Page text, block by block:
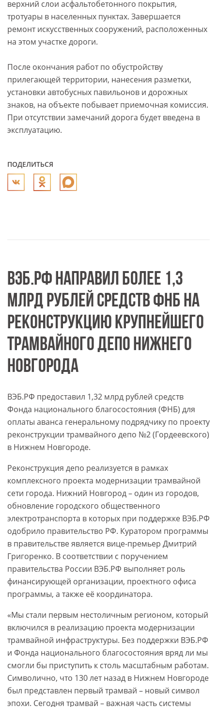
верхний слои асфальтобетонного покрытия,
тротуары в населенных пунктах. Завершается
ремонт искусственных сооружений, расположенных
на этом участке дороги.
После окончания работ по обустройству
прилегающей территории, нанесения разметки,
установки автобусных павильонов и дорожных
знаков, на объекте побывает приемочная комиссия.
При отсутствии замечаний дорога будет введена в
эксплуатацию.
ПОДЕЛИТЬСЯ
ВЭБ.РФ НАПРАВИЛ БОЛЕЕ 1,3
МЛРД РУБЛЕЙ СРЕДСТВ ФНБ НА
РЕКОНСТРУКЦИЮ КРУПНЕЙШЕГО
ТРАМВАЙНОГО ДЕПО НИЖНЕГО
НОВГОРОДА
ВЭБ.РФ предоставил 1,32 млрд рублей средств
Фонда национального благосостояния (ФНБ) для
оплаты аванса генеральному подрядчику по проекту
реконструкции трамвайного депо №2 (Гордеевского)
в Нижнем Новгороде.
Реконструкция депо реализуется в рамках
комплексного проекта модернизации трамвайной
сети города. Нижний Новгород – один из городов,
обновление городского общественного
электротранспорта в которых при поддержке ВЭБ.РФ
одобрило правительство РФ. Куратором программы
в правительстве является вице-премьер Дмитрий
Григоренко. В соответствии с поручением
правительства России ВЭБ.РФ выполняет роль
финансирующей организации, проектного офиса
программы, а также её координатора.
«Мы стали первым нестоличным регионом, который
включился в реализацию проекта модернизации
трамвайной инфраструктуры. Без поддержки ВЭБ.РФ
и Фонда национального благосостояния вряд ли мы
смогли бы приступить к столь масштабным работам.
Символично, что 130 лет назад в Нижнем Новгороде
был представлен первый трамвай – новый символ
эпохи. Сегодня трамвай – важная часть системы